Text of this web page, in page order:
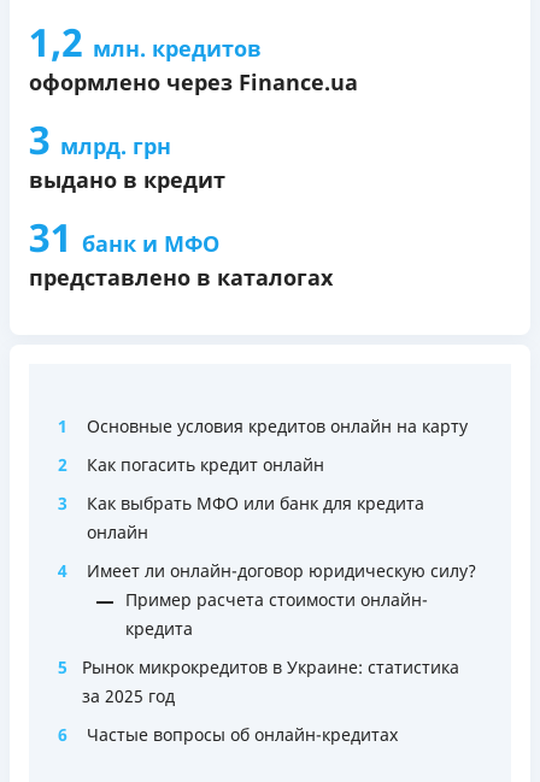
1,2 млн. кредитов
оформлено через Finance.ua
3 млрд. грн
выдано в кредит
31 банк и МФО
представлено в каталогах
1
Основные условия кредитов онлайн на карту
2
Как погасить кредит онлайн
3
Как выбрать МФО или банк для кредита
онлайн
4
Имеет ли онлайн-договор юридическую силу?
Пример расчета стоимости онлайн-
кредита
5
Рынок микрокредитов в Украине: статистика
за 2025 год
6
Частые вопросы об онлайн-кредитах